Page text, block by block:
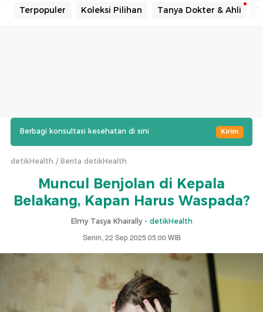
Terpopuler Koleksi Pilihan Tanya Dokter & Ahli
Berbagi konsultasi kesehatan di sini Kirim
detikHealth Berita detikHealth
Muncul Benjolan di Kepala
Belakang, Kapan Harus Waspada?
Elmy Tasya Khairally - detikHealth
Senin, 22 Sep 2025 05:00 WIB